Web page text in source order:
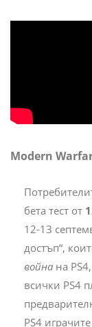
Modern
бета тест от
12-13
достъп“,
война на
всички PS4
PS4